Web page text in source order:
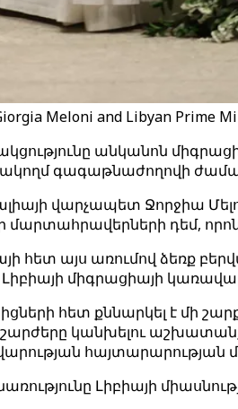
Meloni and Libyan Prime
անկանոն
գագաթնաժողովի
վարչապետ Ջորջիա
մարտահրավերների դեմ,
հետ այս առումով ձեռք
միգրացիայի
հետ քննարկել է մի
կանխելու
հայտարարության
Լիբիայի